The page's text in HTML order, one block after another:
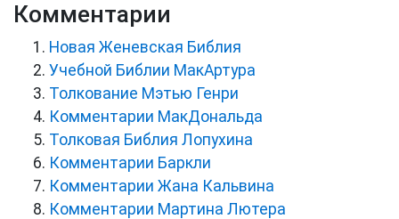
Комментарии
Новая Женевская Библия
Учебной Библии МакАртура
Толкование Мэтью Генри
Комментарии МакДональда
Толковая Библия Лопухина
Комментарии Баркли
Комментарии Жана Кальвина
Комментарии Мартина Лютера